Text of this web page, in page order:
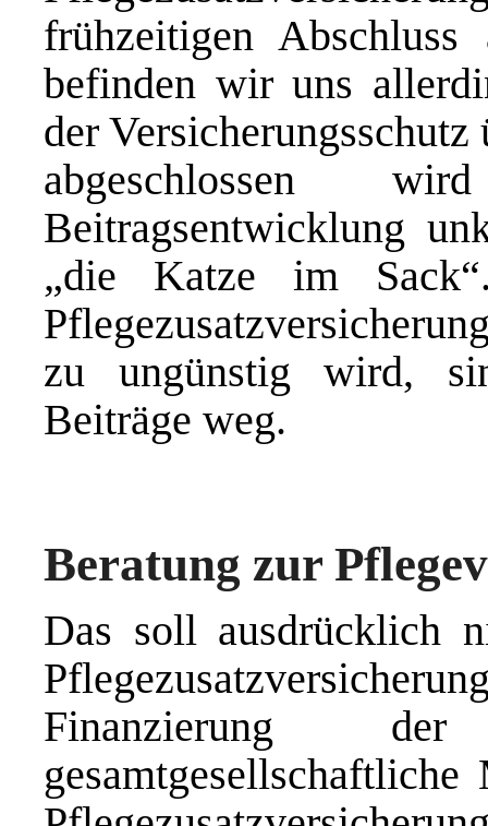
frühzeitigen
befinden wir uns
der
abgeschlossen
Beitragsentwicklung
„die Katze im
zu ungünstig wird,
Beiträge weg.
Beratung zur
Das soll ausdrücklich
Finanzierung